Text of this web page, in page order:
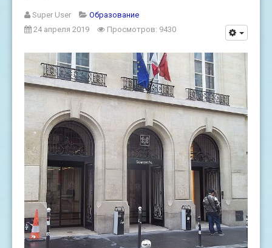
Super User
Образование
24 апреля 2019
Просмотров: 9430